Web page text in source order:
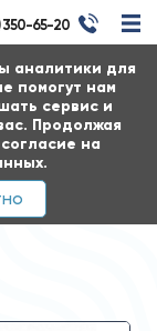
аналитики для
помогут нам
сервис и
Продолжая
на
350-65-20